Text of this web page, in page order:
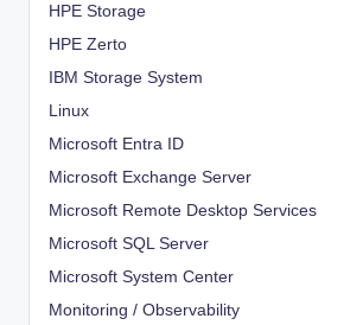
HPE Storage
HPE Zerto
IBM Storage System
Linux
Microsoft Entra ID
Microsoft Exchange Server
Microsoft Remote Desktop Services
Microsoft SQL Server
Microsoft System Center
Monitoring / Observability